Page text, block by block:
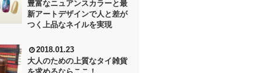
豊富なニュアンスカラーと最
新アートデザインで人と差が
つく上品なネイルを実現
2018.01.23
大人のための上質なタイ雑貨